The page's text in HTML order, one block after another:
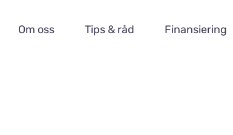
Om oss Tips & råd Finansiering